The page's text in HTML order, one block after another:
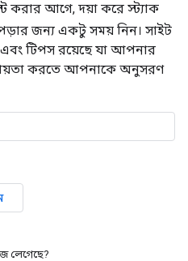
করার আগে, দয়া করে স্ট্যাক
জন্য একটু সময় নিন। সাইট
এবং টিপস রয়েছে যা আপনার
করতে আপনাকে অনুসরণ
লেগেছে?